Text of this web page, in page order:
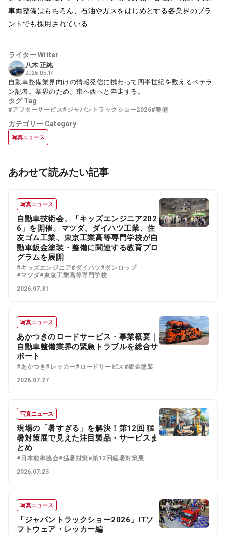
車両整備はもちろん、石油やガスをはじめとする各業界のプラ
ントでも採用されている
ライターWriter
八木 正純
2026.05.14
自動車整備業界向けの情報発信に携わって四半世紀を数えるベテラ
ン記者。業界のため、東へ西へと奔走する。
タグTag
#アフターサービス#ジャパントラックショー2026#整備
カテゴリー Category
写真ニュース
あわせて読みたい記事
写真ニュース
自動車技術会、「キッズエンジニア202
6」を開催。マツダ、ダイハツ工業、住
友ゴム工業、東京工業高等専門学校が自
動車鈑金塗装・整備に関連する教育プロ
グラムを展開
#キッズエンジニア#ダイハツ #ダンロップ
#マツダ#東京工業高等専門学校
2026.07.31
写真ニュース
あかつきのロードサービス・事業概要｜
自動車整備業界の緊急トラブルを総合サ
ポート
#あかつき #レッカー#ロードサービス #鈑金塗装
2026.07.27
写真ニュース
現場の「暑すぎる」を解決！第12回 猛
暑対策展で見えた注目製品・サービスま
とめ
#日本能率協会#猛暑対策#第12回猛暑対策展
2026.07.23
写真ニュース
「ジャパントラックショー2026」ITソ
フトウェア・レッカー編